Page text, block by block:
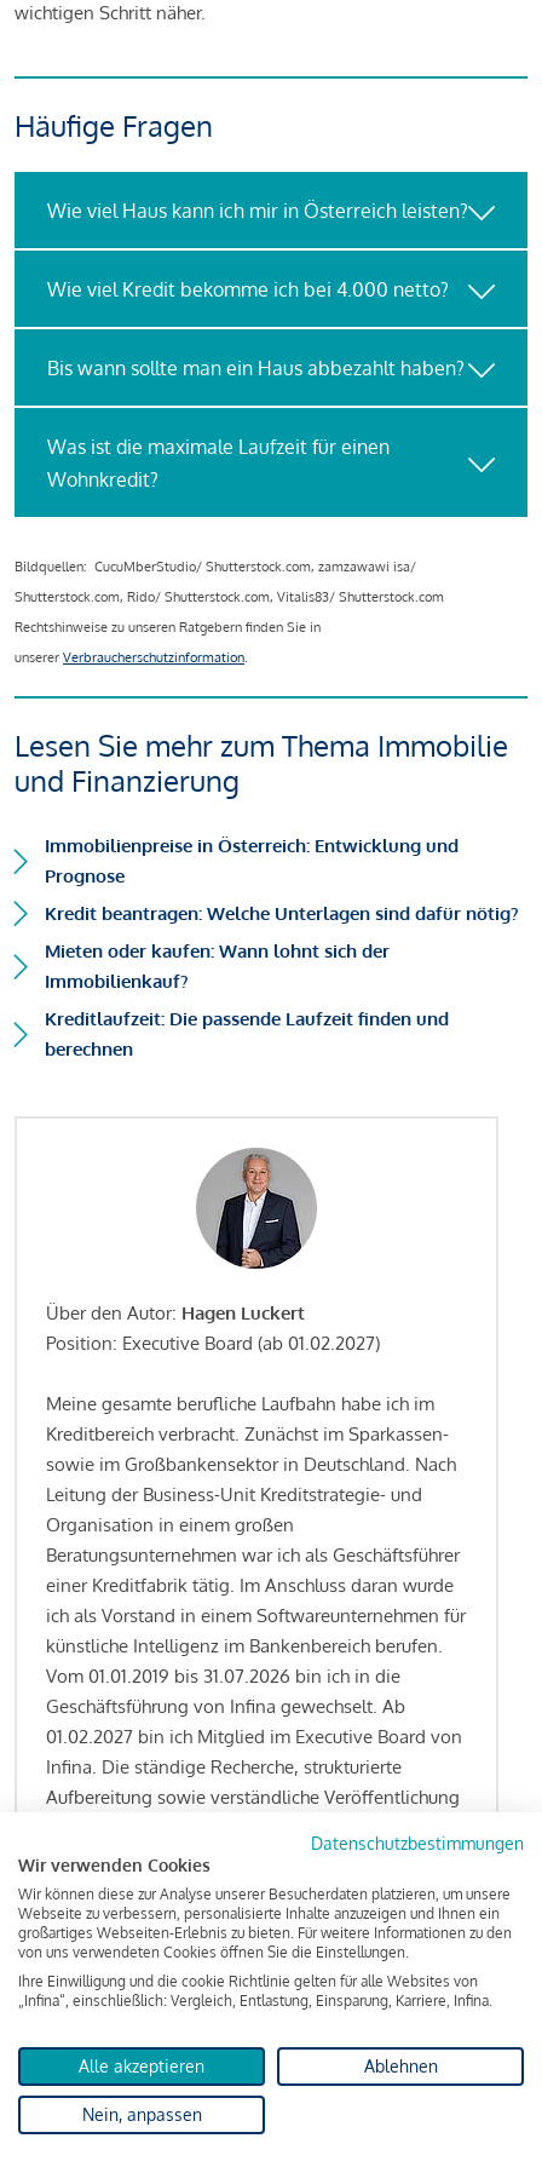
wichtigen Schritt näher.
Häufige Fragen
Wie viel Haus kann ich mir in Österreich leisten?
Wie viel Kredit bekomme ich bei 4.000 netto?
Bis wann sollte man ein Haus abbezahlt haben?
Was ist die maximale Laufzeit für einen
Wohnkredit?
Bildquellen: CucuMberStudio/ Shutterstock.com, zamzawawi isa/
Shutterstock.com, Rido/ Shutterstock.com, Vitalis83/ Shutterstock.com
Rechtshinweise zu unseren Ratgebern finden Sie in
unserer Verbraucherschutzinformation.
Lesen Sie mehr zum Thema Immobilie
und Finanzierung
Immobilienpreise in Österreich: Entwicklung und
Prognose
Kredit beantragen: Welche Unterlagen sind dafür nötig?
Mieten oder kaufen: Wann lohnt sich der
Immobilienkauf?
Kreditlaufzeit: Die passende Laufzeit finden und
berechnen
Über den Autor: Hagen Luckert
Position: Executive Board (ab 01.02.2027)
Meine gesamte berufliche Laufbahn habe ich im
Kreditbereich verbracht. Zunächst im Sparkassen-
sowie im Großbankensektor in Deutschland. Nach
Leitung der Business-Unit Kreditstrategie- und
Organisation in einem großen
Beratungsunternehmen war ich als Geschäftsführer
einer Kreditfabrik tätig. Im Anschluss daran wurde
ich als Vorstand in einem Softwareunternehmen für
künstliche Intelligenz im Bankenbereich berufen.
Vom 01.01.2019 bis 31.07.2026 bin ich in die
Geschäftsführung von Infina gewechselt. Ab
01.02.2027 bin ich Mitglied im Executive Board von
Infina. Die ständige Recherche, strukturierte
Aufbereitung sowie verständliche Veröffentlichung
Kreditgeschäft gehören zu den wesentlichen
Schwerpunktsetzungen meiner Funktion.
Lesen Sie meine Finanzierungs-Tipps
KreditindexDas Wohnkredit Barometer
Datenschutzbestimmungen
Wir verwenden Cookies
Wir können diese zur Analyse unserer Besucherdaten platzieren, um unsere
Webseite zu verbessern, personalisierte Inhalte anzuzeigen und Ihnen ein
großartiges Webseiten-Erlebnis zu bieten. Für weitere Informationen zu den
von uns verwendeten Cookies öffnen Sie die Einstellungen.
Ihre Einwilligung und die cookie Richtlinie gelten für alle Websites von
„Infina“, einschließlich: Vergleich, Entlastung, Einsparung, Karriere, Infina.
Alle akzeptieren Ablehnen
Nein, anpassen